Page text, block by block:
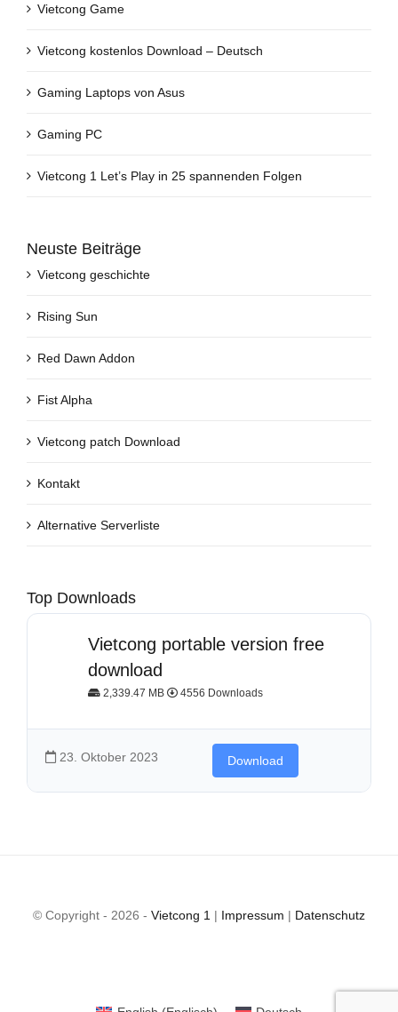
Vietcong Game
Vietcong kostenlos Download – Deutsch
Gaming Laptops von Asus
Gaming PC
Vietcong 1 Let’s Play in 25 spannenden Folgen
Neuste Beiträge
Vietcong geschichte
Rising Sun
Red Dawn Addon
Fist Alpha
Vietcong patch Download
Kontakt
Alternative Serverliste
Top Downloads
Vietcong portable version free
download
2,339.47 MB 4556 Downloads
23. Oktober 2023 Download
© Copyright - 2026 - Vietcong 1 | Impressum | Datenschutz